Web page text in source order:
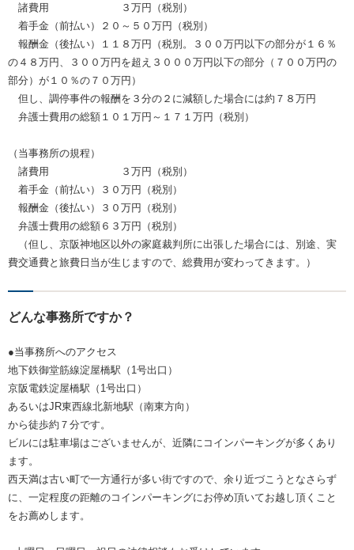
諸費用 ３万円（税別）
着手金（前払い）２０～５０万円（税別）
報酬金（後払い）１１８万円（税別。３００万円以下の部分が１６％
の４８万円、３００万円を超え３０００万円以下の部分（７００万円の
部分）が１０％の７０万円）
但し、調停事件の報酬を３分の２に減額した場合には約７８万円
弁護士費用の総額１０１万円～１７１万円（税別）
（当事務所の規程）
諸費用 ３万円（税別）
着手金（前払い）３０万円（税別）
報酬金（後払い）３０万円（税別）
弁護士費用の総額６３万円（税別）
（但し、京阪神地区以外の家庭裁判所に出張した場合には、別途、実
費交通費と旅費日当が生じますので、総費用が変わってきます。）
どんな事務所ですか？
●当事務所へのアクセス
地下鉄御堂筋線淀屋橋駅（1号出口）
京阪電鉄淀屋橋駅（1号出口）
あるいはJR東西線北新地駅（南東方向）
から徒歩約７分です。
ビルには駐車場はございませんが、近隣にコインパーキングが多くあり
ます。
西天満は古い町で一方通行が多い街ですので、余り近づこうとなさらず
に、一定程度の距離のコインパーキングにお停め頂いてお越し頂くこと
をお薦めします。